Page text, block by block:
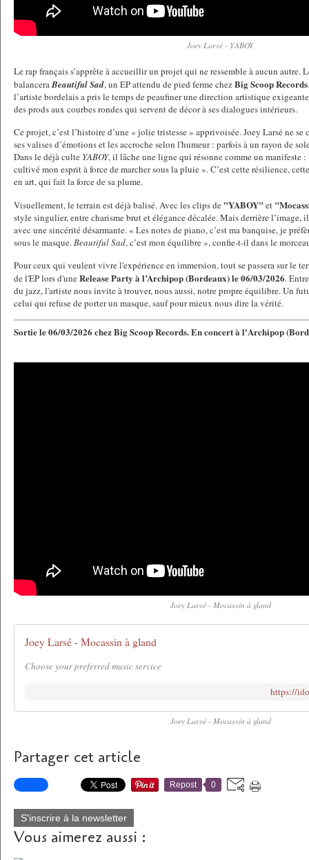
Joey Larsé - YABOY
Le rap français s’apprête à accueillir un projet qui ne ressemble à aucun autre.
balancera Beautiful Sad, un EP attendu de pied ferme chezBig Scoop Records
l’artiste bordelais a pris le temps de peaufiner une direction artistique
des prods aux courbes rondes qui servent de décor à ses dialogues intérieurs.
Ce projet, c’est l’histoire d’une « jolie tristesse » apprivoisée. Joey Larsé ne
ses valises d’émotions et les accroche selon l'humeur : parfois à un rayon de
Dans le déjà culte YABOY, il lâche une ligne qui résonne comme un manifeste :
cultivé mon esprit à force de marcher sous la pluie ». C’est cette résilience,
en art, qui fait la force de sa plume.
Visuellement, le terrain est déjà balisé. Avec les clips de "YABOY" et
style singulier, entre charisme brut et élégance décalée. Mais derrière l’image,
avec une sincérité désarmante. « Les notes de piano, c’est ma banquise, je
sous le masque. Beautiful Sad, c’est mon équilibre », confie-t-il dans le
Pour ceux qui veulent vivre l'expérience en immersion, tout se passera sur le
de l'EP lors d'uneRelease Party à l’Archipop (Bordeaux) le 06/03/2026.
du jazz, l'artiste nous invite à trouver, nous aussi, notre propre équilibre. Un
celui qui refuse de porter un masque, sauf pour mieux nous dire la vérité.
Sortie le 06/03/2026 chez Big Scoop Records.En concert à l'Archipop
Joey Larsé - Mocassin à gland
Joey Larsé - Mocassin à gland
Choose your preferred music service
https://
Joey Larsé - Mocassin à gland
Partager cet article
Repost 0
S'inscrire à la newsletter
Vous aimerez aussi :